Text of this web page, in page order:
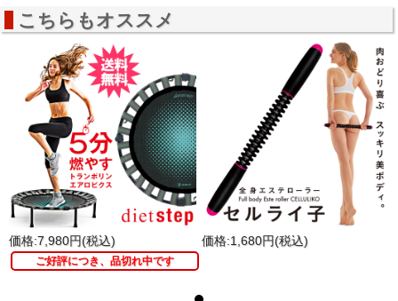
カラー
ソフトパープル
耐荷重
（約）90kg
セット内
容
（約）本体・充電用USBコード（充電器は
付属しておりませんので、お手持ちのスマ
ートフォンの充電器やパソコンのUSBポー
トで充電を行ってください）
充電時間
（約）3時間
連続使用
時間
（約）30分（最大レベルで使用した場合）
オートパ
ワーオフ
時間
（約）10分
素材
本体：ABS樹脂、シリコンゴム
こちらもオススメ
価格:7,980円(税込)
ご好評につき、品切れ中です
価格:1,680円(税込)